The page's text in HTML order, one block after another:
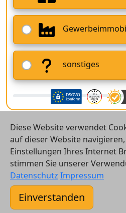
sonstiges
© 2026
Kontakt
Diese Website verwendet
auf dieser Website
Einstellungen Ihres Internet
stimmen Sie unserer
Datenschutz Impressum
Einverstanden